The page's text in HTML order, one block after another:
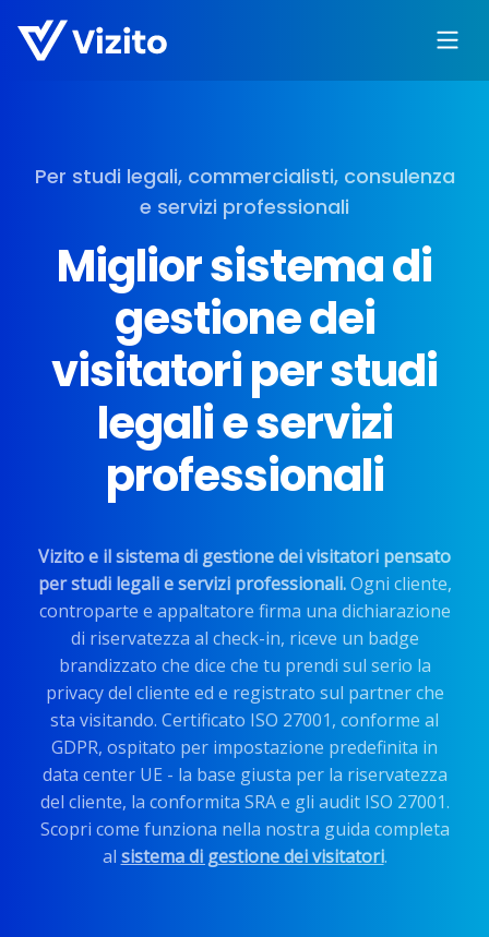
Per studi legali, commercialisti, consulenza
e servizi professionali
Miglior sistema di
gestione dei
visitatori per studi
legali e servizi
professionali
Vizito e il sistema di gestione dei visitatori pensato
per studi legali e servizi professionali.Ogni cliente,
controparte e appaltatore firma una dichiarazione
di riservatezza al check-in, riceve un badge
brandizzato che dice che tu prendi sul serio la
privacy del cliente ed e registrato sul partner che
sta visitando. Certificato ISO 27001, conforme al
GDPR, ospitato per impostazione predefinita in
data center UE - la base giusta per la riservatezza
del cliente, la conformita SRA e gli audit ISO 27001.
Scopri come funziona nella nostra guida completa
al sistema di gestione dei visitatori.